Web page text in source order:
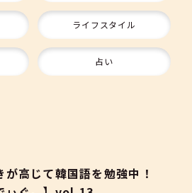
ライフスタイル
占い
高じて韓国語を勉強中！